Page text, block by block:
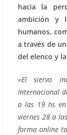
hacia la
ambición y
humanos,
a través de
del elenco y
«El siervo
Internacional
a las 19 hs
viernes 28 a
forma online